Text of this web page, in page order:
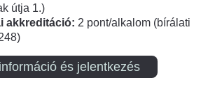
útja 1.)
akkreditáció: 2 pont/alkalom (bírálati
és jelentkezés